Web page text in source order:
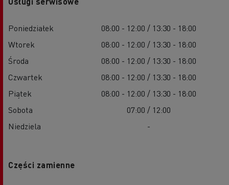
Poniedziałek
08:00 - 12:00 / 13:30 - 18:00
Wtorek
08:00 - 12:00 / 13:30 - 18:00
Środa
08:00 - 12:00 / 13:30 - 18:00
Czwartek
08:00 - 12:00 / 13:30 - 18:00
Piątek
08:00 - 12:00 / 13:30 - 18:00
Sobota
07:00 / 12:00
Niedziela
-
Części zamienne